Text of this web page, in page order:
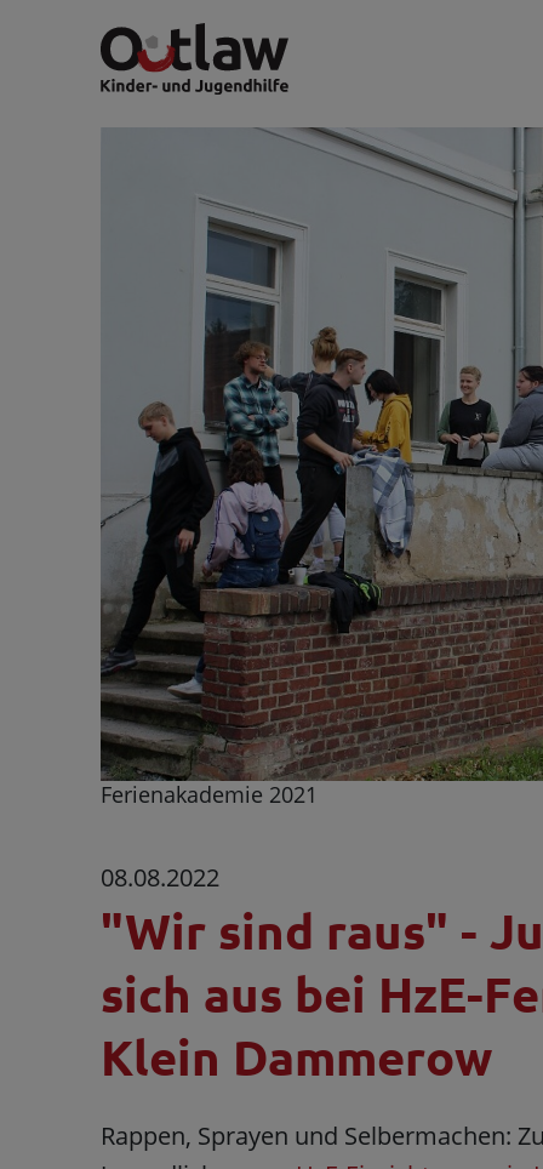
Ferienakademie 2021
08.08.2022
"Wir sind raus" -
sich aus bei HzE-
Klein Dammerow
Rappen, Sprayen und Selbermachen: